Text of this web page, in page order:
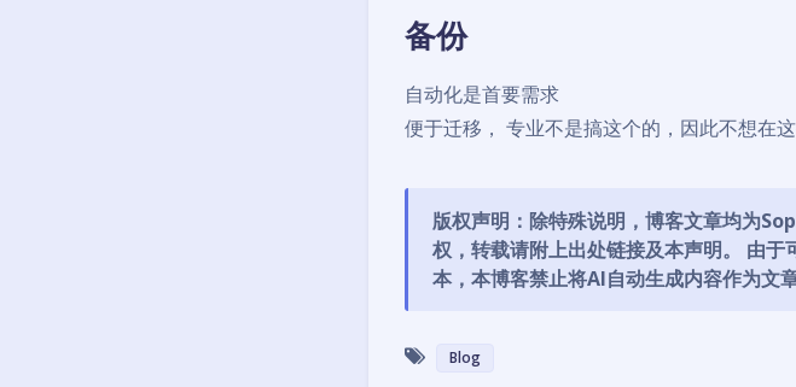
备份
自动化是首要需求
便于迁移， 专业不是搞这个的，因此不想在
版权声明：除特殊说明，博客文章均为
权，转载请附上出处链接及本声明。 由
本，本博客禁止将AI自动生成内容作为文
Blog